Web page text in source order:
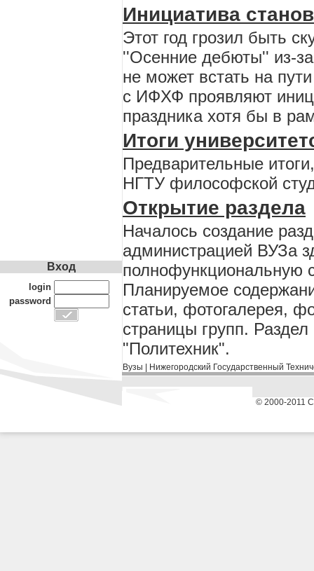
Инициатива
Этот год грозил быть
''Осенние дебюты'' из-
не может встать на
с ИФХФ проявляют
праздника хотя бы в
Итоги
Предварительные
НГТУ философской
Открытие раздела
Началось создание
администрацией ВУЗа
полнофункциональную
Планируемое
статьи, фотогалерея,
страницы групп.
"Политехник".
Вузы Нижегородский Государственный
Вход
login
password
© 2000-2011